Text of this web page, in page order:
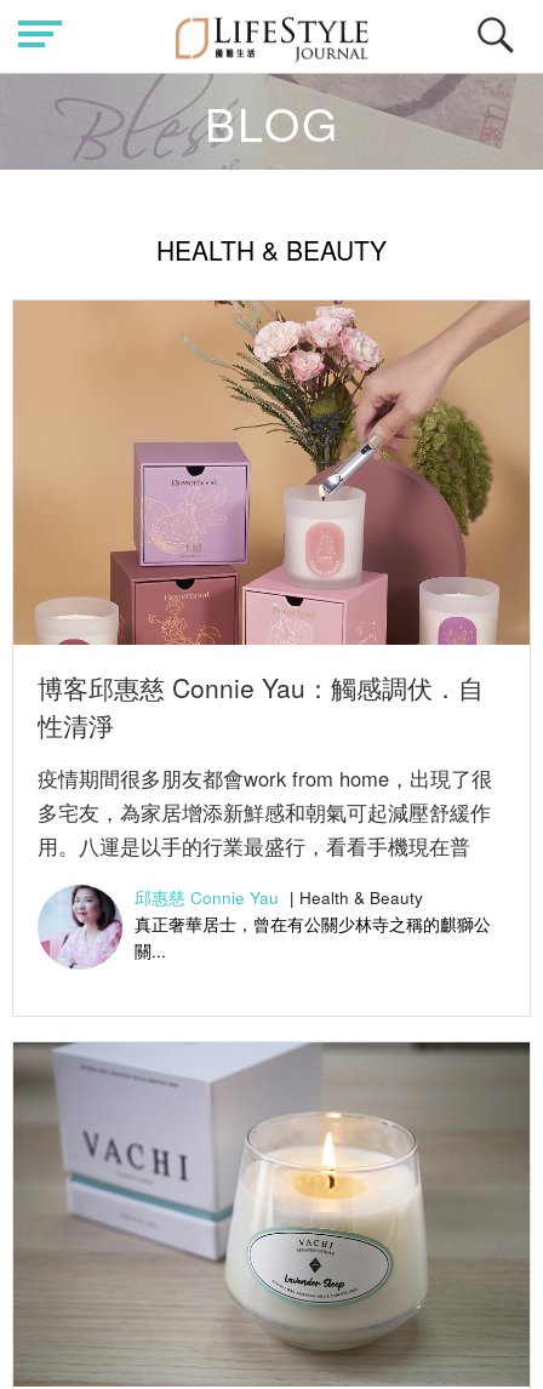
BLOG
HEALTH & BEAUTY
博客邱惠慈 Connie Yau：觸感調伏．自
性清淨
疫情期間很多朋友都會work from home，出現了很
多宅友，為家居增添新鮮感和朝氣可起減壓舒緩作
用。八運是以手的行業最盛行，看看手機現在普
及，手觸屏幕操作...
邱惠慈 Connie Yau | Health & Beauty
真正奢華居士，曾在有公關少林寺之稱的麒獅公
關...